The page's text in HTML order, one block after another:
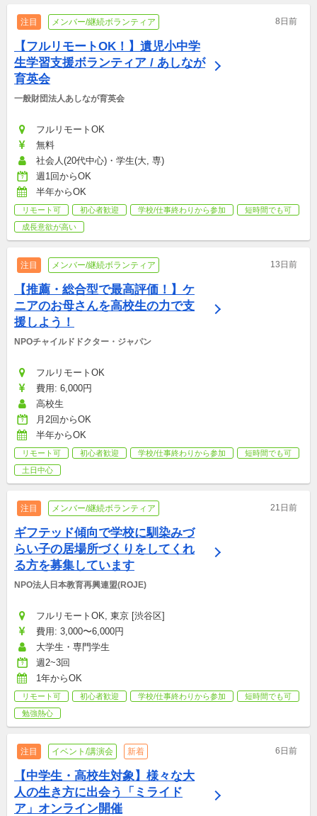
注目 メンバー/継続ボランティア 8日前
【フルリモートOK！】遺児小中学
生学習支援ボランティア / あしなが
育英会
一般財団法人あしなが育英会
フルリモートOK
無料
社会人(20代中心)・学生(大, 専)
週1回からOK
半年からOK
リモート可 初心者歓迎 学校/仕事終わりから参加
短時間でも可
成長意欲が高い
注目 メンバー/継続ボランティア 13日前
【推薦・総合型で最高評価！】ケ
ニアのお母さんを高校生の力で支
援しよう！
NPOチャイルドドクター・ジャパン
フルリモートOK
費用: 6,000円
高校生
月2回からOK
半年からOK
リモート可 初心者歓迎 学校/仕事終わりから参加
短時間でも可
土日中心
注目 メンバー/継続ボランティア 21日前
ギフテッド傾向で学校に馴染みづ
らい子の居場所づくりをしてくれ
る方を募集しています
NPO法人日本教育再興連盟(ROJE)
フルリモートOK, 東京 [渋谷区]
費用: 3,000〜6,000円
大学生・専門学生
週2~3回
1年からOK
リモート可 初心者歓迎 学校/仕事終わりから参加
短時間でも可
勉強熱心
注目 イベント/講演会 新着 6日前
【中学生・高校生対象】様々な大
人の生き方に出会う「ミライド
ア」オンライン開催